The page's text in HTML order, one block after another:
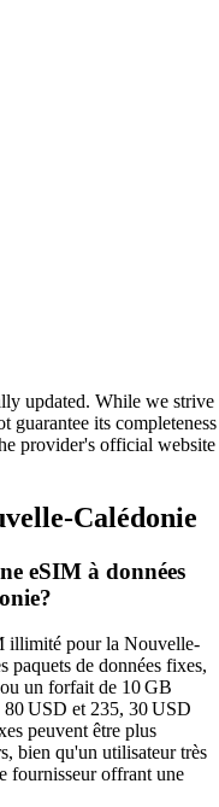
updated. While we strive
guarantee its completeness
provider's official website
Calédonie
eSIM à données
illimité pour la Nouvelle-
paquets de données fixes,
un forfait de 10 GB
80 USD et 235, 30 USD
peuvent être plus
bien qu'un utilisateur très
fournisseur offrant une